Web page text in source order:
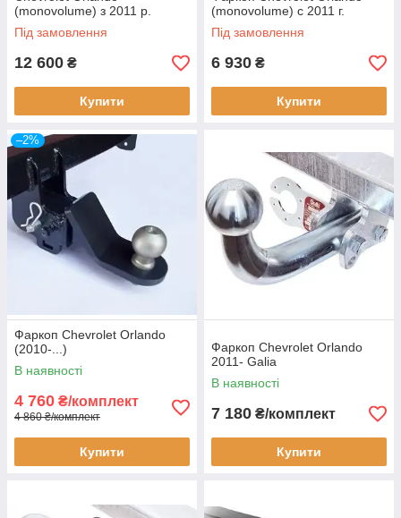
(monovolume) з 2011 р.
Під замовлення
12 600 ₴
Купити
(monovolume) с 2011 г.
Під замовлення
6 930 ₴
Купити
–2%
Фаркоп Chevrolet Orlando
(2010-...)
В наявності
4 760 ₴/комплект
4 860 ₴/комплект
Купити
Фаркоп Chevrolet Orlando
2011- Galia
В наявності
7 180 ₴/комплект
Купити